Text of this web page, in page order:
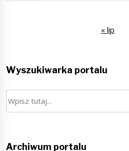
« lip
Wyszukiwarka portalu
Archiwum portalu